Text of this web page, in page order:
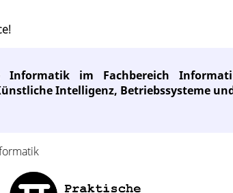
Informatik im Fachbereich
Intelligenz, Betriebssysteme